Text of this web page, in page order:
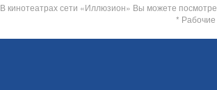
В кинотеатрах сети «Иллюзион» Вы можете
*